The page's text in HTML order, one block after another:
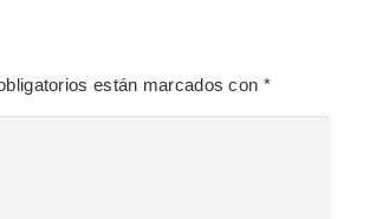
están marcados con *